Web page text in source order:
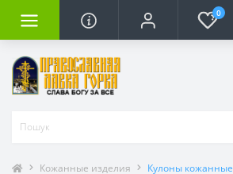
0
Кожанные изделия Кулоны кожанные